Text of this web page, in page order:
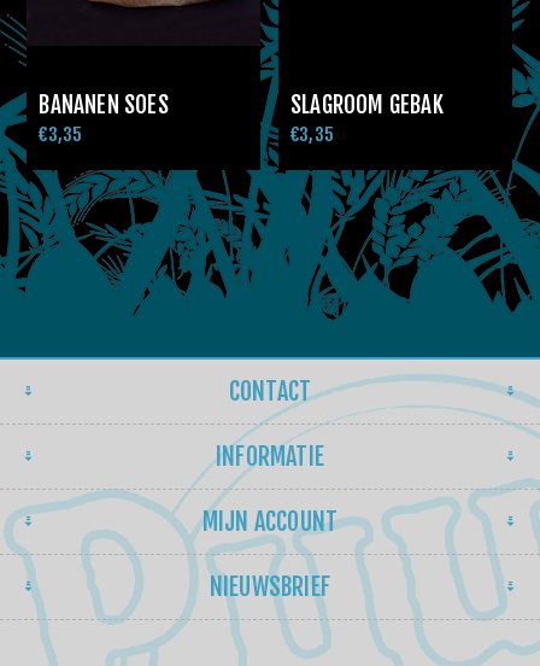
BANANEN SOES
€3,35
SLAGROOM GEBAK
€3,35
CONTACT
INFORMATIE
MIJN ACCOUNT
NIEUWSBRIEF